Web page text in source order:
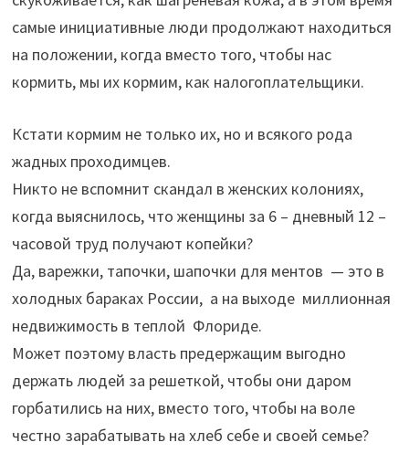
самые инициативные люди продолжают находиться
на положении, когда вместо того, чтобы нас
кормить, мы их кормим, как налогоплательщики.
Кстати кормим не только их, но и всякого рода
жадных проходимцев.
Никто не вспомнит скандал в женских колониях,
когда выяснилось, что женщины за 6 – дневный 12 –
часовой труд получают копейки?
Да, варежки, тапочки, шапочки для ментов — это в
холодных бараках России, а на выходе миллионная
недвижимость в теплой Флориде.
Может поэтому власть предержащим выгодно
держать людей за решеткой, чтобы они даром
горбатились на них, вместо того, чтобы на воле
честно зарабатывать на хлеб себе и своей семье?